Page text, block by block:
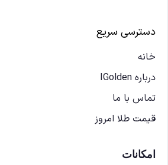
دسترسی سریع
خانه
درباره IGolden
تماس با ما
قیمت طلا امروز
امکانات